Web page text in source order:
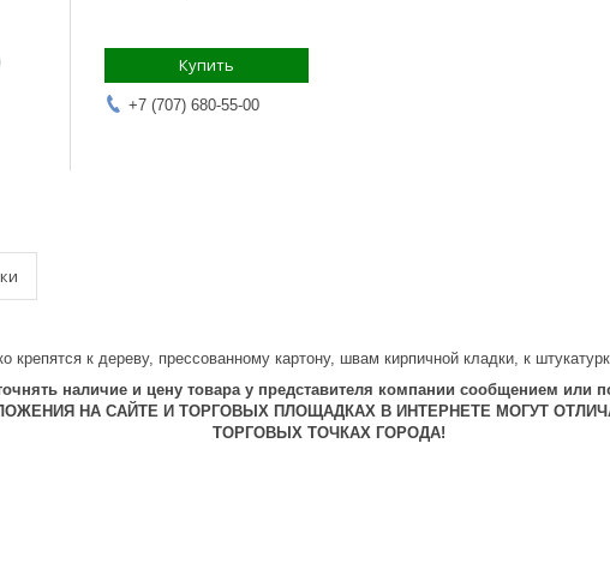
Купить
+7 (707) 680-55-00
к дереву, прессованному картону, швам кирпичной кладки, к
наличие и цену товара у представителя компании сообщением или
НА САЙТЕ И ТОРГОВЫХ ПЛОЩАДКАХ В ИНТЕРНЕТЕ МОГУТ
ТОРГОВЫХ ТОЧКАХ ГОРОДА!